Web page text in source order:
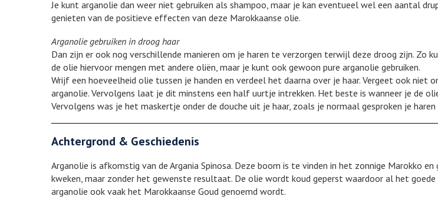
Je kunt arganolie dan weer niet gebruiken als shampoo, maar je kan eventueel wel een aantal
genieten van de positieve effecten van deze Marokkaanse olie.
Arganolie gebruiken in droog haar
Dan zijn er ook nog verschillende manieren om je haren te verzorgen terwijl deze droog zijn. Zo
de olie hiervoor mengen met andere oliën, maar je kunt ook gewoon pure arganolie gebruiken.
Wrijf een hoeveelheid olie tussen je handen en verdeel het daarna over je haar. Vergeet ook
arganolie. Vervolgens laat je dit minstens een half uurtje intrekken. Het beste is wanneer je de
Vervolgens was je het maskertje onder de douche uit je haar, zoals je normaal gesproken je
Achtergrond & Geschiedenis
Arganolie is afkomstig van de Argania Spinosa. Deze boom is te vinden in het zonnige Marokko
kweken, maar zonder het gewenste resultaat. De olie wordt koud geperst waardoor al het
arganolie ook vaak het Marokkaanse Goud genoemd wordt.